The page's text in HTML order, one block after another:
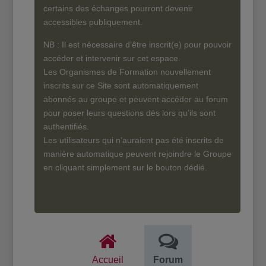
certains des échanges pourront devenir
accessibles publiquement.
NB : Il est nécessaire d’être inscrit(e) pour pouvoir
accéder et intervenir sur cet espace.
Les Organismes de Formation nouvellement
inscrits sur ce Site sont automatiquement
abonnés au groupe et peuvent accéder au forum
pour poser leurs questions dès lors qu’ils sont
authentifiés.
Les utilisateurs qui n’auraient pas été inscrits de
manière automatique peuvent rejoindre le Groupe
en cliquant simplement sur le bouton dédié.
Accueil Forum